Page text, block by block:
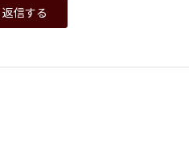
返信する